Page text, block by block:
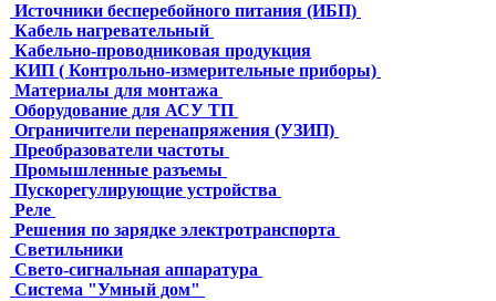
Источники бесперебойного питания (ИБП)
Кабель нагревательный
Кабельно-проводниковая продукция
КИП ( Контрольно-измерительные приборы)
Материалы для монтажа
Оборудование для АСУ ТП
Ограничители перенапряжения (УЗИП)
Преобразователи частоты
Промышленные разъемы
Пускорегулирующие устройства
Реле
Решения по зарядке электротранспорта
Светильники
Свето-сигнальная аппаратура
Система "Умный дом"